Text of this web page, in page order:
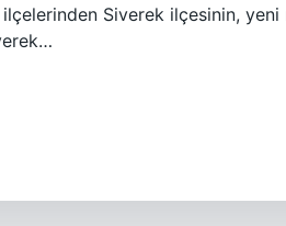
ilçelerinden Siverek ilçesinin,